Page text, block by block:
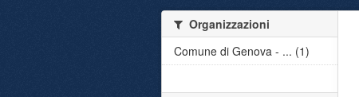
Organizzazioni
Comune di Genova - ... (1)